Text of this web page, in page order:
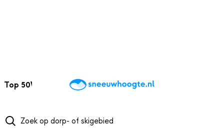
Top 50Webcams WintersportweerKaarten